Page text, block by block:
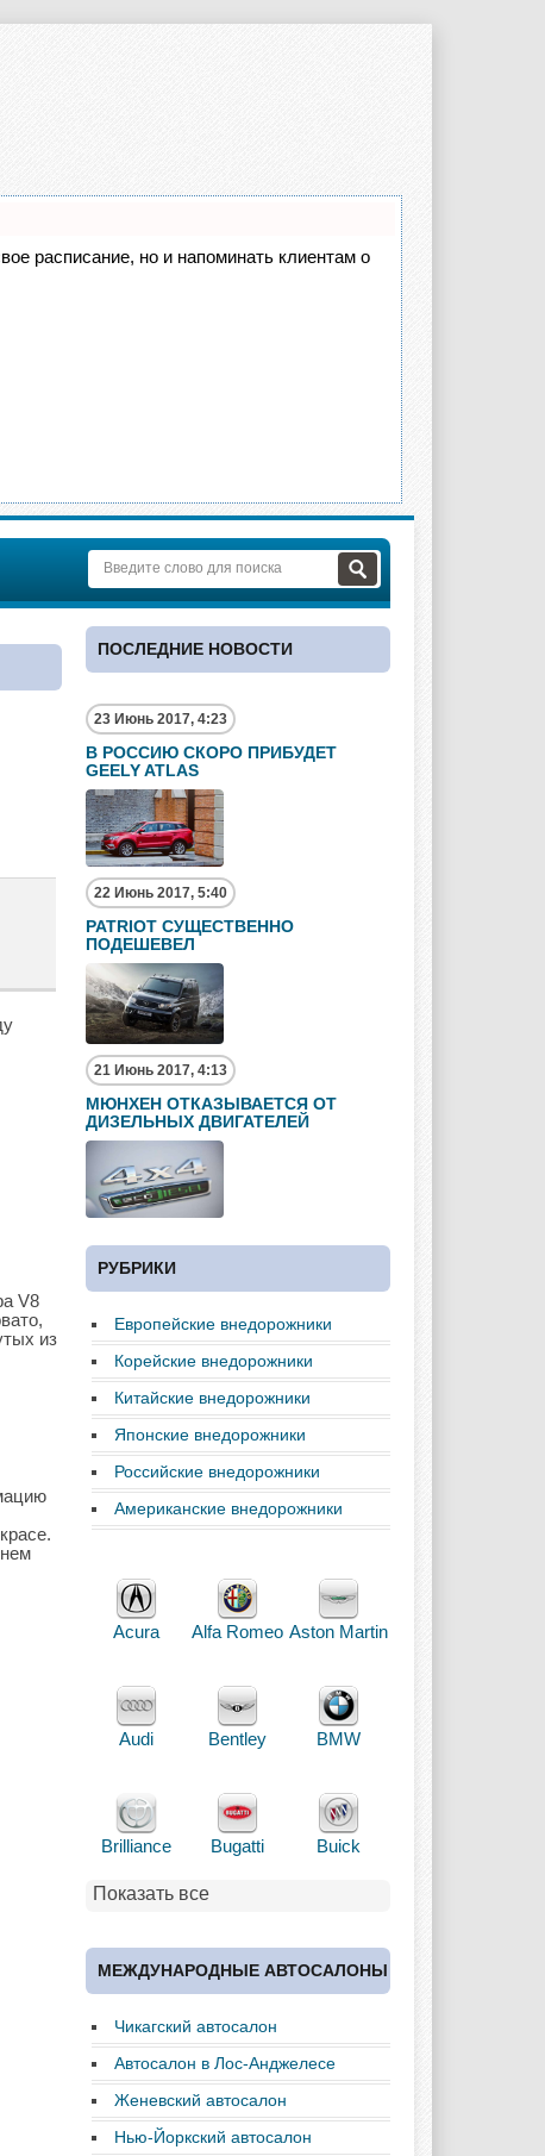
расписание, но и напоминать клиентам о
V8
из
ПОСЛЕДНИЕ НОВОСТИ
23 Июнь 2017, 4:23
В РОССИЮ СКОРО ПРИБУДЕТ
GEELY ATLAS
22 Июнь 2017, 5:40
PATRIOT СУЩЕСТВЕННО
ПОДЕШЕВЕЛ
21 Июнь 2017, 4:13
МЮНХЕН ОТКАЗЫВАЕТСЯ ОТ
ДИЗЕЛЬНЫХ ДВИГАТЕЛЕЙ
РУБРИКИ
Европейские внедорожники
Корейские внедорожники
Китайские внедорожники
Японские внедорожники
Российские внедорожники
Американские внедорожники
Acura Alfa Romeo Aston Martin
Audi Bentley BMW
Brilliance Bugatti Buick
Cadillac Chery Chevrolet
Chrysler Citroen Dacia
Показать все
МЕЖДУНАРОДНЫЕ АВТОСАЛОНЫ
Чикагский автосалон
Автосалон в Лос-Анджелесе
Женевский автосалон
Нью-Йоркский автосалон